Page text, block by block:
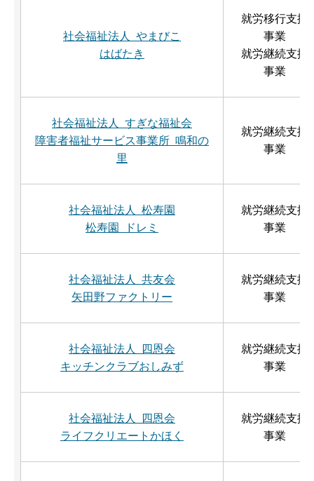
社会福祉法人 やまびこ
はばたき
就労移行支援
事業
就労継続支援
事業
社会福祉法人 すぎな福祉会
障害者福祉サービス事業所 鳴和の
里
就労継続支援
事業
社会福祉法人 松寿園
松寿園 ドレミ
就労継続支援
事業
社会福祉法人 共友会
矢田野ファクトリー
就労継続支援
事業
社会福祉法人 四恩会
キッチンクラブおしみず
就労継続支援
事業
社会福祉法人 四恩会
ライフクリエートかほく
就労継続支援
事業